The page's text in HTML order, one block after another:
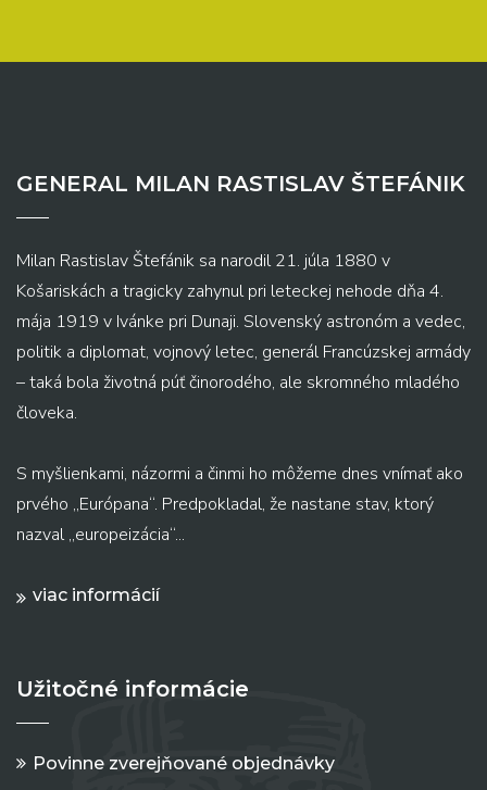
GENERAL MILAN RASTISLAV ŠTEFÁNIK
Milan Rastislav Štefánik sa narodil 21. júla 1880 v
Košariskách a tragicky zahynul pri leteckej nehode dňa 4.
mája 1919 v Ivánke pri Dunaji. Slovenský astronóm a vedec,
politik a diplomat, vojnový letec, generál Francúzskej armády
– taká bola životná púť činorodého, ale skromného mladého
človeka.
S myšlienkami, názormi a činmi ho môžeme dnes vnímať ako
prvého „Európana“. Predpokladal, že nastane stav, ktorý
nazval „europeizácia“...
viac informácií
Užitočné informácie
Povinne zverejňované objednávky